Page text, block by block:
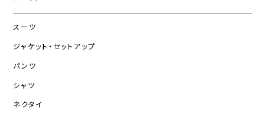
スーツ
ジャケット・セットアップ
パンツ
シャツ
ネクタイ